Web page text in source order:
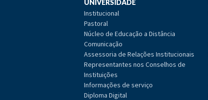
UNIVERSIDADE
Institucional
Pastoral
Núcleo de Educação a Distância
Comunicação
Assessoria de Relações Institucionais
Representantes nos Conselhos de
Instituições
Informações de serviço
Diploma Digital